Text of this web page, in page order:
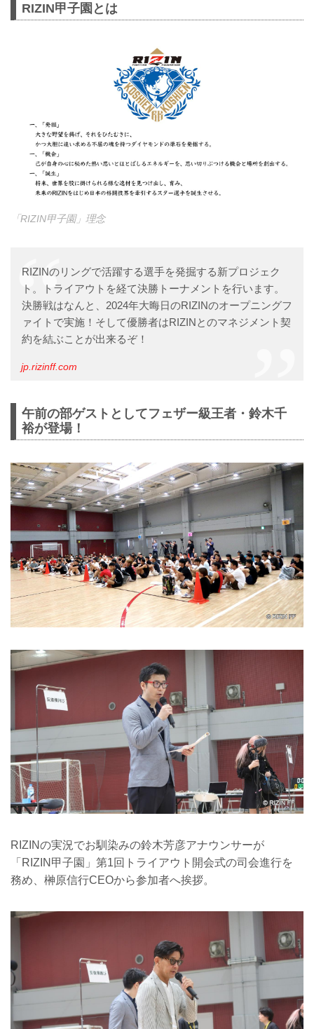
RIZIN甲子園とは
「RIZIN甲子園」理念
RIZINのリングで活躍する選手を発掘する新プロジェク
ト。トライアウトを経て決勝トーナメントを行います。
決勝戦はなんと、2024年大晦日のRIZINのオープニングフ
ァイトで実施！そして優勝者はRIZINとのマネジメント契
約を結ぶことが出来るぞ！
jp.rizinff.com
午前の部ゲストとしてフェザー級王者・鈴木千
裕が登場！
RIZINの実況でお馴染みの鈴木芳彦アナウンサーが
「RIZIN甲子園」第1回トライアウト開会式の司会進行を
務め、榊原信行CEOから参加者へ挨拶。